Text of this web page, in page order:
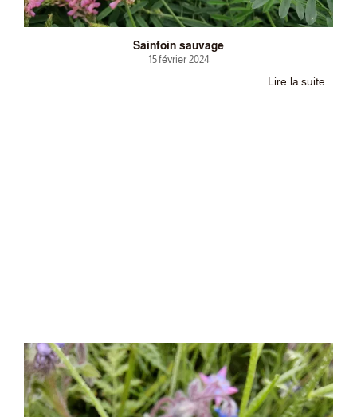
Sainfoin sauvage
15 février 2024
Lire la suite…